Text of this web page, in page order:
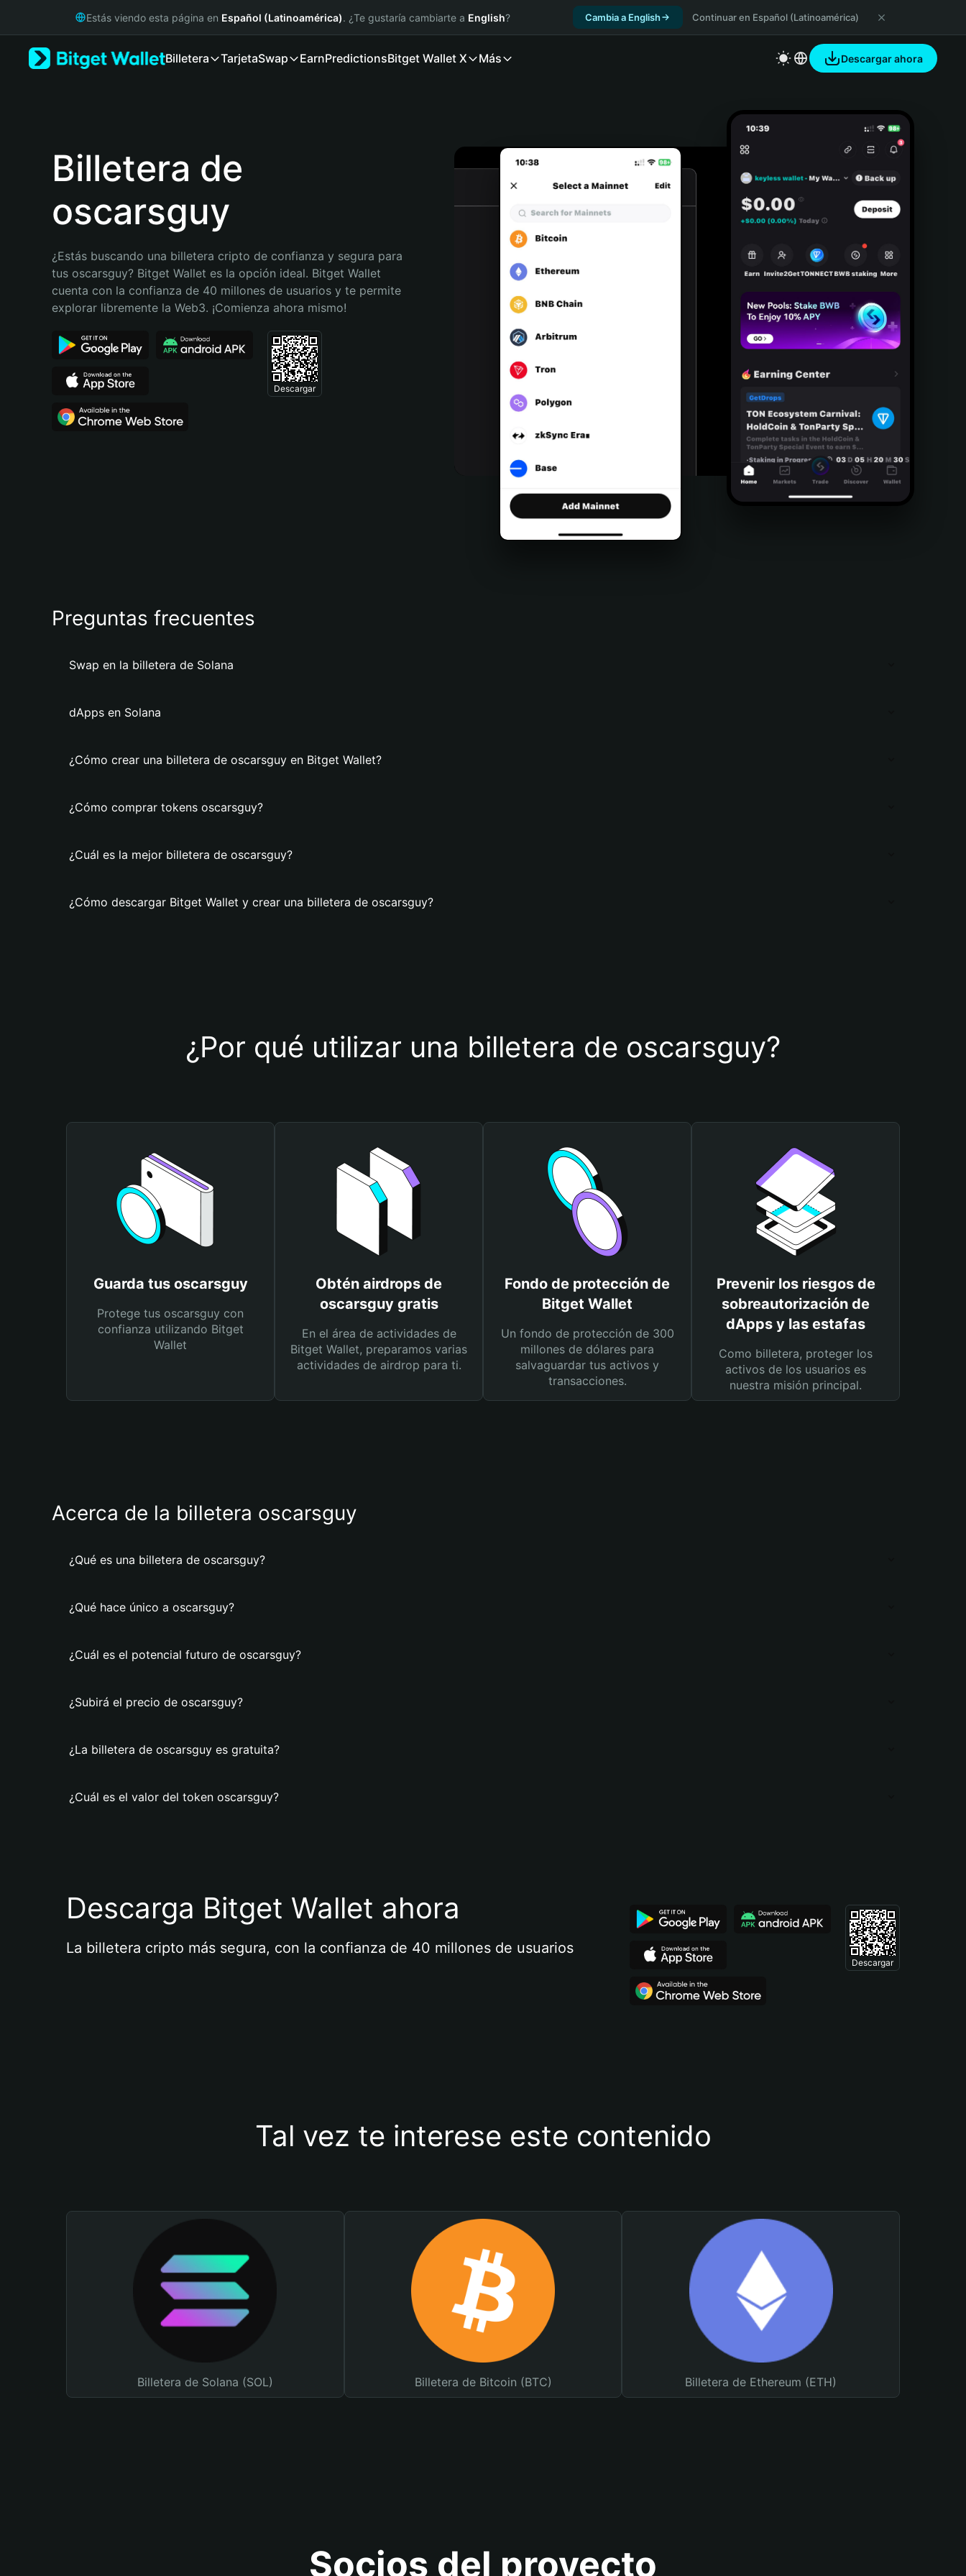
Русский
Bahasa Indonesia
Português (Brasil)
Español (Argentina)
Estás viendo esta página en Español (Latinoamérica). ¿Te gustaría cambiarte a English? Cambia a English Continuar en Español (Latinoamérica)
Billetera TarjetaSwap EarnPredictionsBitget Wallet X Más Descargar ahora
Billetera de
oscarsguy
¿Estás buscando una billetera cripto de confianza y segura para
tus oscarsguy? Bitget Wallet es la opción ideal. Bitget Wallet
cuenta con la confianza de 40 millones de usuarios y te permite
explorar libremente la Web3. ¡Comienza ahora mismo!
Descargar
Preguntas frecuentes
Swap en la billetera de Solana
dApps en Solana
¿Cómo crear una billetera de oscarsguy en Bitget Wallet?
¿Cómo comprar tokens oscarsguy?
¿Cuál es la mejor billetera de oscarsguy?
¿Cómo descargar Bitget Wallet y crear una billetera de oscarsguy?
¿Por qué utilizar una billetera de oscarsguy?
Guarda tus oscarsguy
Protege tus oscarsguy con
confianza utilizando Bitget
Wallet
Obtén airdrops de
oscarsguy gratis
En el área de actividades de
Bitget Wallet, preparamos varias
actividades de airdrop para ti.
Fondo de protección de
Bitget Wallet
Un fondo de protección de 300
millones de dólares para
salvaguardar tus activos y
transacciones.
Prevenir los riesgos de
sobreautorización de
dApps y las estafas
Como billetera, proteger los
activos de los usuarios es
nuestra misión principal.
Acerca de la billetera oscarsguy
¿Qué es una billetera de oscarsguy?
¿Qué hace único a oscarsguy?
¿Cuál es el potencial futuro de oscarsguy?
¿Subirá el precio de oscarsguy?
¿La billetera de oscarsguy es gratuita?
¿Cuál es el valor del token oscarsguy?
Descarga Bitget Wallet ahora
La billetera cripto más segura, con la confianza de 40 millones de usuarios
Descargar
Tal vez te interese este contenido
Billetera de Solana (SOL) Billetera de Bitcoin (BTC) Billetera de Ethereum (ETH)
Socios del proyecto